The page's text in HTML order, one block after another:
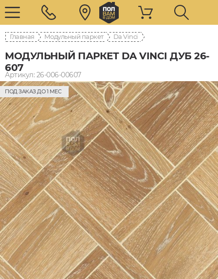
Главная Модульный паркет Da Vinci
МОДУЛЬНЫЙ ПАРКЕТ DA VINCI ДУБ 26-
607
Артикул: 26-006-00607
ПОД ЗАКАЗ ДО 1 МЕС